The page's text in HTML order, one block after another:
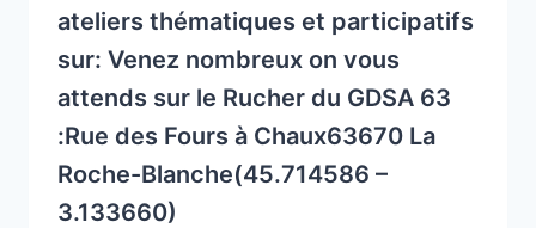
ateliers thématiques et participatifs
sur: Venez nombreux on vous
attends sur le Rucher du GDSA 63
:Rue des Fours à Chaux63670 La
Roche-Blanche(45.714586 –
3.133660)